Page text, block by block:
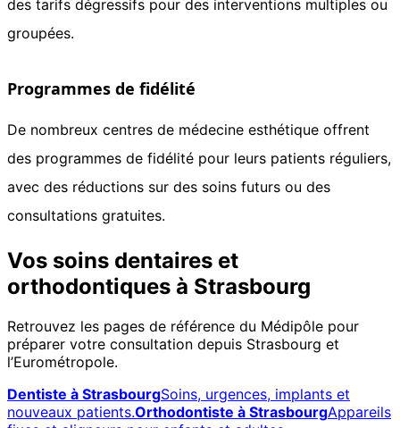
des tarifs dégressifs pour des interventions multiples ou
groupées.
Programmes de fidélité
De nombreux centres de médecine esthétique offrent
des programmes de fidélité pour leurs patients réguliers,
avec des réductions sur des soins futurs ou des
consultations gratuites.
Vos soins dentaires et
orthodontiques à Strasbourg
Retrouvez les pages de référence du Médipôle pour
préparer votre consultation depuis Strasbourg et
l’Eurométropole.
Dentiste à StrasbourgSoins, urgences, implants et
nouveaux patients.Orthodontiste à StrasbourgAppareils